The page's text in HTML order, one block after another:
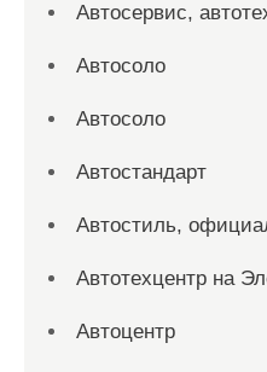
Автосервис,
Автосоло
Автосоло
Автостандарт
Автостиль,
Автотехцентр на
Автоцентр